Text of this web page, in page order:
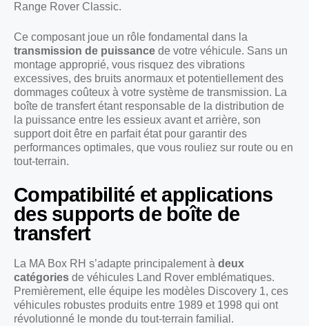
Range Rover Classic.
Ce composant joue un rôle fondamental dans la
transmission de puissance de votre véhicule. Sans un
montage approprié, vous risquez des vibrations
excessives, des bruits anormaux et potentiellement des
dommages coûteux à votre système de transmission. La
boîte de transfert étant responsable de la distribution de
la puissance entre les essieux avant et arrière, son
support doit être en parfait état pour garantir des
performances optimales, que vous rouliez sur route ou en
tout-terrain.
Compatibilité et applications
des supports de boîte de
transfert
La MA Box RH s’adapte principalement à deux
catégories de véhicules Land Rover emblématiques.
Premièrement, elle équipe les modèles Discovery 1, ces
véhicules robustes produits entre 1989 et 1998 qui ont
révolutionné le monde du tout-terrain familial.